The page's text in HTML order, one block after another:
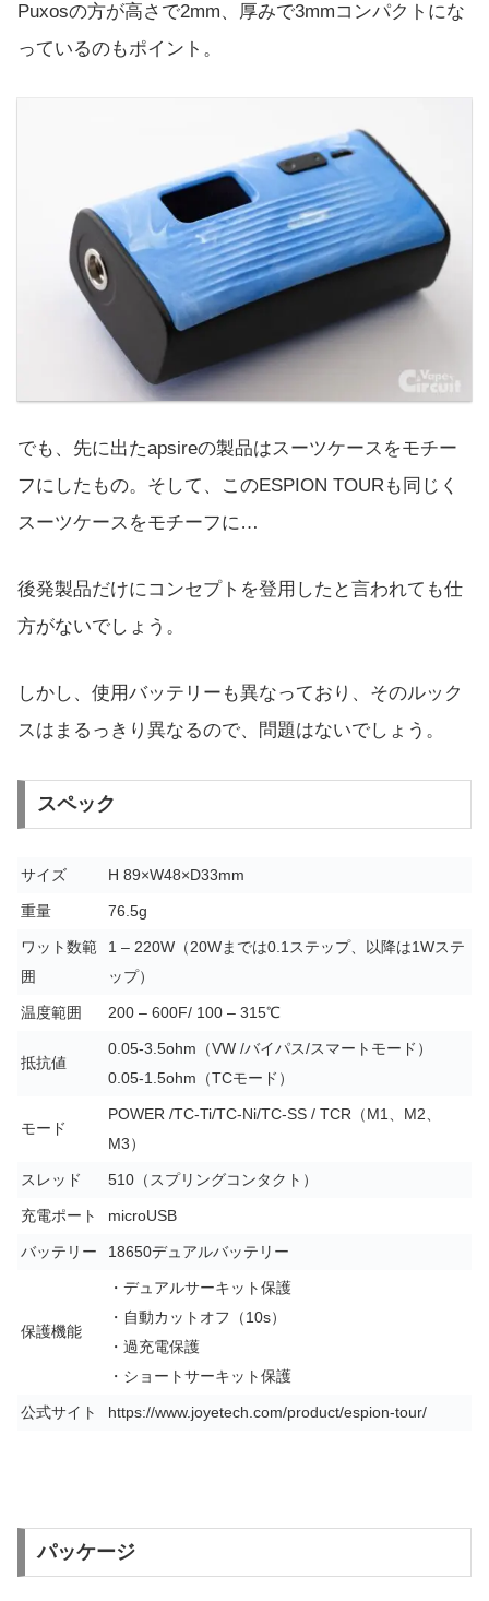
Puxosの方が高さで2mm、厚みで3mmコンパクトにな
っているのもポイント。
でも、先に出たapsireの製品はスーツケースをモチー
フにしたもの。そして、このESPION TOURも同じく
スーツケースをモチーフに…
後発製品だけにコンセプトを登用したと言われても仕
方がないでしょう。
しかし、使用バッテリーも異なっており、そのルック
スはまるっきり異なるので、問題はないでしょう。
スペック
サイズ H 89×W48×D33mm
重量 76.5g
ワット数範
囲
1 – 220W（20Wまでは0.1ステップ、以降は1Wステ
ップ）
温度範囲 200 – 600F/ 100 – 315℃
抵抗値
0.05-3.5ohm（VW /バイパス/スマートモード）
0.05-1.5ohm（TCモード）
モード
POWER /TC-Ti/TC-Ni/TC-SS / TCR（M1、M2、
M3）
スレッド 510（スプリングコンタクト）
充電ポート microUSB
バッテリー 18650デュアルバッテリー
保護機能
・デュアルサーキット保護
・自動カットオフ（10s）
・過充電保護
・ショートサーキット保護
公式サイト https://www.joyetech.com/product/espion-tour/
パッケージ